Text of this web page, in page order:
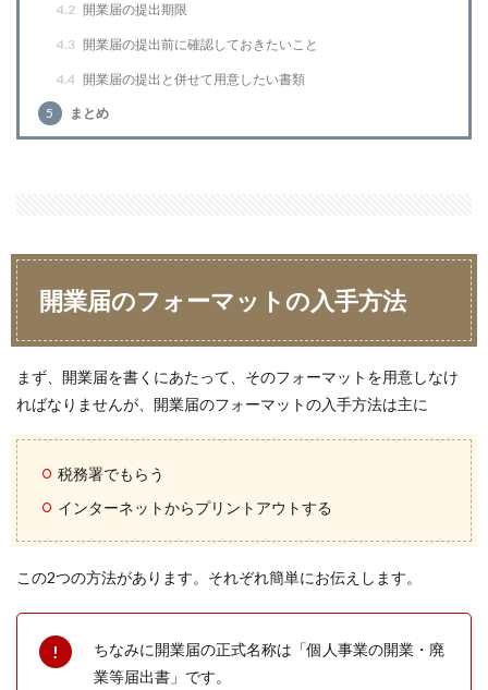
4.2 開業届の提出期限
4.3 開業届の提出前に確認しておきたいこと
4.4 開業届の提出と併せて用意したい書類
5 まとめ
開業届のフォーマットの入手方法
まず、開業届を書くにあたって、そのフォーマットを用意しなけ
ればなりませんが、開業届のフォーマットの入手方法は主に
税務署でもらう
インターネットからプリントアウトする
この2つの方法があります。それぞれ簡単にお伝えします。
ちなみに開業届の正式名称は「個人事業の開業・廃
業等届出書」です。